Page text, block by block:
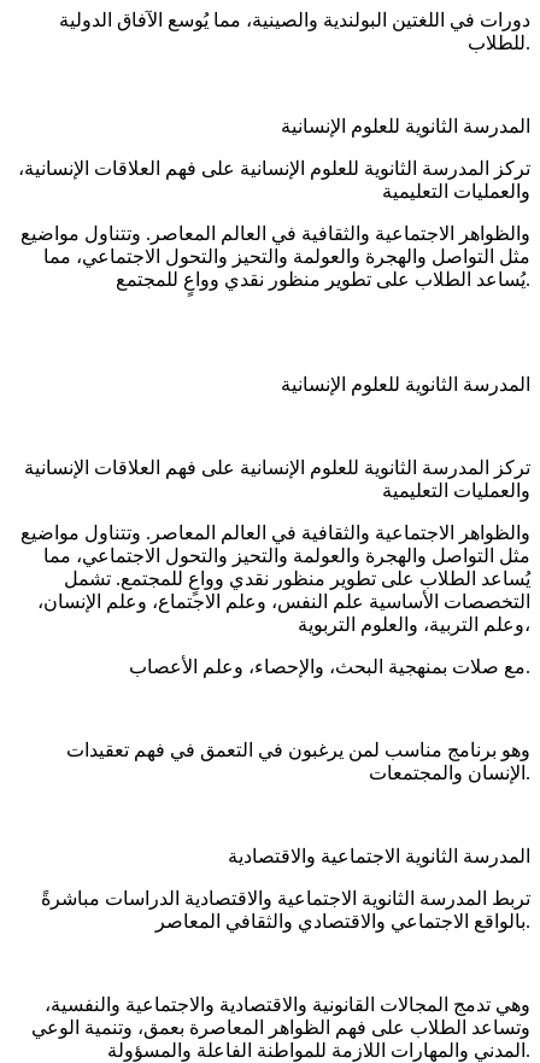
دورات في اللغتين البولندية والصينية، مما يُوسع الآفاق الدولية
للطلاب.
المدرسة الثانوية للعلوم الإنسانية
تركز المدرسة الثانوية للعلوم الإنسانية على فهم العلاقات الإنسانية،
والعمليات التعليمية
والظواهر الاجتماعية والثقافية في العالم المعاصر. وتتناول مواضيع
مثل التواصل والهجرة والعولمة والتحيز والتحول الاجتماعي، مما
يُساعد الطلاب على تطوير منظور نقدي وواعٍ للمجتمع.
المدرسة الثانوية للعلوم الإنسانية
تركز المدرسة الثانوية للعلوم الإنسانية على فهم العلاقات الإنسانية
والعمليات التعليمية
والظواهر الاجتماعية والثقافية في العالم المعاصر. وتتناول مواضيع
مثل التواصل والهجرة والعولمة والتحيز والتحول الاجتماعي، مما
يُساعد الطلاب على تطوير منظور نقدي وواعٍ للمجتمع. تشمل
التخصصات الأساسية علم النفس، وعلم الاجتماع، وعلم الإنسان،
وعلم التربية، والعلوم التربوية،
مع صلات بمنهجية البحث، والإحصاء، وعلم الأعصاب.
وهو برنامج مناسب لمن يرغبون في التعمق في فهم تعقيدات
الإنسان والمجتمعات.
المدرسة الثانوية الاجتماعية والاقتصادية
تربط المدرسة الثانوية الاجتماعية والاقتصادية الدراسات مباشرةً
بالواقع الاجتماعي والاقتصادي والثقافي المعاصر.
وهي تدمج المجالات القانونية والاقتصادية والاجتماعية والنفسية،
وتساعد الطلاب على فهم الظواهر المعاصرة بعمق، وتنمية الوعي
المدني والمهارات اللازمة للمواطنة الفاعلة والمسؤولة.